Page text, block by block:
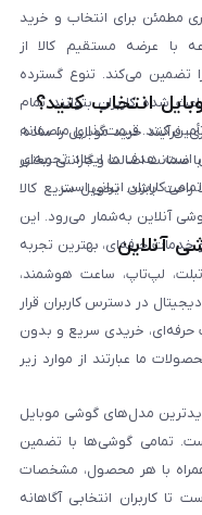
بستری مطمئن برای انتخاب و خرید
با عرضه مستقیم کالا از
تضمین می‌کند. تنوع گسترده
شده کاربران بتوانند تمام
کنند. قیمت‌گذاری منصفانه
است. هدف ما ایجاد تجربه‌ای
کاربران ایرانی است.
انتخاب کنید؟
فرآیند خرید موبایل را ساده،
ضمانت اصالت و گارانتی معتبر
راحت باشد. تحویل سریع کالا
آنلاین به‌شمار می‌رود. این
حرفه‌ای، بهترین تجربه
آنلاین
لپ‌تاپ، ساعت هوشمند،
در دسترس کاربران قرار
حرفه‌ای، خریدی سریع و بدون
ما عبارتند از موارد زیر
مدل‌های گوشی موبایل
تمامی گوشی‌ها با تضمین
همراه با هر محصول، مشخصات
کاربران انتخابی آگاهانه